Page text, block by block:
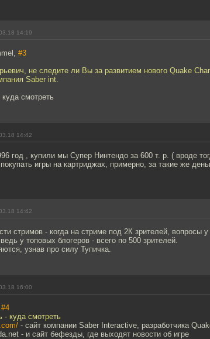
14:19
#3
не следите ли Вы за развитием нового Quake
Saber int.
смотреть
14:42
год , купили мы Супер Нинтендо за 600 т. р. ( вроде
игры на картриджах, примерно, за такие же
14:42
стримов - когда на стриме под 2К зрителей, вопросы
у топовых блогеров - всего по 500 зрителей.
узнав про силу Тупичка.
16:00
#4
- куда смотреть
- сайт компании Saber Interactive, разработчика
- и сайт бефезды, где выходят новости об игре